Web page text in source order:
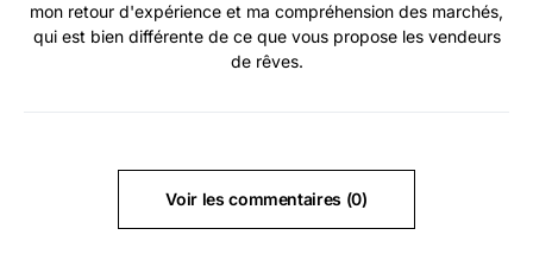
mon retour d'expérience et ma compréhension des marchés,
qui est bien différente de ce que vous propose les vendeurs
de rêves.
Voir les commentaires (0)